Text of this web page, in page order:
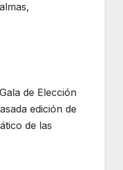
,
de Elección
edición de
de las